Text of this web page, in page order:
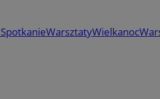
SpotkanieWarsztatyWielkanoc